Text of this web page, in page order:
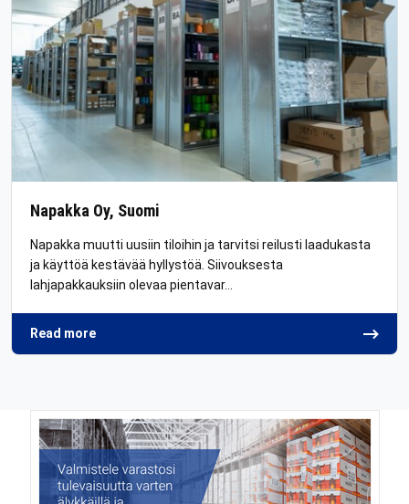
Napakka Oy, Suomi
Napakka muutti uusiin tiloihin ja tarvitsi reilusti laadukasta
ja käyttöä kestävää hyllystöä. Siivouksesta
lahjapakkauksiin olevaa pientavar…
Read more